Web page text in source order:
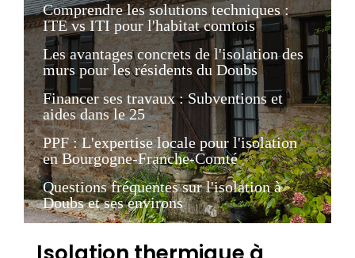
Comprendre les solutions techniques :
ITE vs ITI pour l'habitat comtois
Les avantages concrets de l'isolation des
murs pour les résidents du Doubs
Financer ses travaux : Subventions et
aides dans le 25
PPF : L'expertise locale pour l'isolation
en Bourgogne-Franche-Comté
Questions fréquentes sur l'isolation à
Doubs et ses environs